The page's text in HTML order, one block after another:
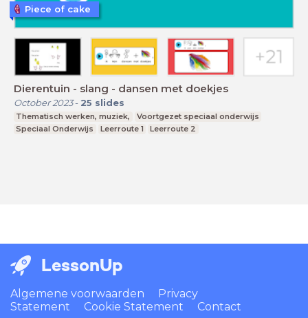
Dierentuin - slang - dansen met doekjes
October 2023- 25 slides
Thematisch werken, muziek,
Voortgezet speciaal onderwijs
Speciaal Onderwijs
Leerroute 1 Leerroute 2
Piece of cake
LessonUp
Algemene voorwaarden
Privacy
Statement
Cookie Statement Contact